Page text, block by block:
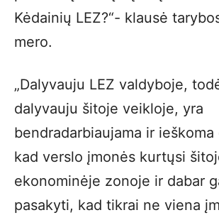
Kėdainių LEZ?“- klausė
mero.
„Dalyvauju LEZ valdyboje,
dalyvauju šitoje veikloje, yra
bendradarbiaujama ir ieškoma
kad verslo įmonės kurtųsi
ekonominėje zonoje ir dabar
pasakyti, kad tikrai ne viena